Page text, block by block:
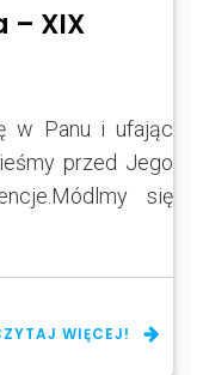
– XIX
w Panu i ufając
przed Jego
się
WIĘCEJ!